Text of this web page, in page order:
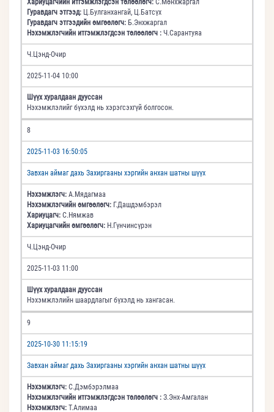
Хариуцагчийн итгэмжлэгдсэн төлөөлөгч: С.Мөнхжаргал
Гуравдагч этгээд: Ц.Булганхангай, Ц.Батсүх
Гуравдагч этгээдийн өмгөөлөгч: Б.Энхжаргал
Нэхэмжлэгчийн итгэмжлэгдсэн төлөөлөгч : Ч.Сарантуяа
Ч.Цэнд-Очир
2025-11-04 10:00
Шүүх хуралдаан дууссан
Нэхэмжлэлийг бүхэлд нь хэрэгсэхгүй болгосон.
8
2025-11-03 16:50:05
Завхан аймаг дахь Захиргааны хэргийн анхан шатны шүүх
Нэхэмжлэгч: А.Мядагмаа
Нэхэмжлэгчийн өмгөөлөгч: Г.Дашдэмбэрэл
Хариуцагч: С.Нямжав
Хариуцагчийн өмгөөлөгч: Н.Гүнчинсүрэн
Ч.Цэнд-Очир
2025-11-03 11:00
Шүүх хуралдаан дууссан
Нэхэмжлэлийн шаардлагыг бүхэлд нь хангасан.
9
2025-10-30 11:15:19
Завхан аймаг дахь Захиргааны хэргийн анхан шатны шүүх
Нэхэмжлэгч: С.Дэмбэрэлмаа
Нэхэмжлэгчийн итгэмжлэгдсэн төлөөлөгч : З.Энх-Амгалан
Нэхэмжлэгч: Т.Алимаа